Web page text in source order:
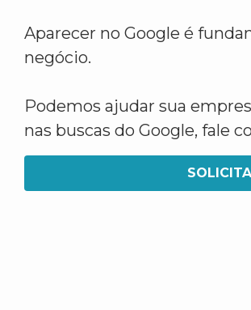
Aparecer no Google é
negócio.
Podemos ajudar sua
nas buscas do Google, fale